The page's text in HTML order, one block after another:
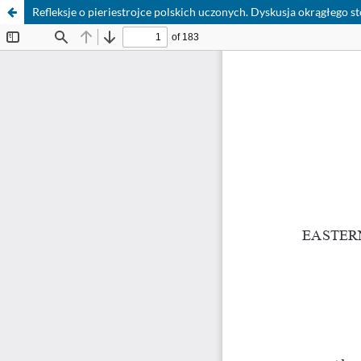
Refleksje o pieriestrojce polskich uczonych. Dyskusja okrągłego